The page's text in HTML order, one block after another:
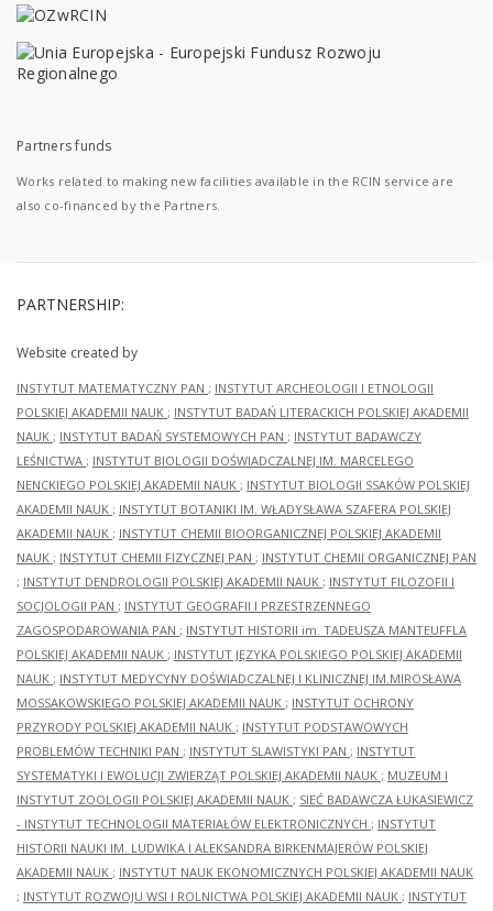
Partners funds
Works related to making new facilities available in the RCIN service are
also co-financed by the Partners.
PARTNERSHIP:
Website created by
INSTYTUT MATEMATYCZNY PAN ; INSTYTUT ARCHEOLOGII I ETNOLOGII
POLSKIEJ AKADEMII NAUK ; INSTYTUT BADAŃ LITERACKICH POLSKIEJ AKADEMII
NAUK ; INSTYTUT BADAŃ SYSTEMOWYCH PAN ; INSTYTUT BADAWCZY
LEŚNICTWA ; INSTYTUT BIOLOGII DOŚWIADCZALNEJ IM. MARCELEGO
NENCKIEGO POLSKIEJ AKADEMII NAUK ; INSTYTUT BIOLOGII SSAKÓW POLSKIEJ
AKADEMII NAUK ; INSTYTUT BOTANIKI IM. WŁADYSŁAWA SZAFERA POLSKIEJ
AKADEMII NAUK ; INSTYTUT CHEMII BIOORGANICZNEJ POLSKIEJ AKADEMII
NAUK ; INSTYTUT CHEMII FIZYCZNEJ PAN ; INSTYTUT CHEMII ORGANICZNEJ PAN
; INSTYTUT DENDROLOGII POLSKIEJ AKADEMII NAUK ; INSTYTUT FILOZOFII I
SOCJOLOGII PAN ; INSTYTUT GEOGRAFII I PRZESTRZENNEGO
ZAGOSPODAROWANIA PAN ; INSTYTUT HISTORII im. TADEUSZA MANTEUFFLA
POLSKIEJ AKADEMII NAUK ; INSTYTUT JĘZYKA POLSKIEGO POLSKIEJ AKADEMII
NAUK ; INSTYTUT MEDYCYNY DOŚWIADCZALNEJ I KLINICZNEJ IM.MIROSŁAWA
MOSSAKOWSKIEGO POLSKIEJ AKADEMII NAUK ; INSTYTUT OCHRONY
PRZYRODY POLSKIEJ AKADEMII NAUK ; INSTYTUT PODSTAWOWYCH
PROBLEMÓW TECHNIKI PAN ; INSTYTUT SLAWISTYKI PAN ; INSTYTUT
SYSTEMATYKI I EWOLUCJI ZWIERZĄT POLSKIEJ AKADEMII NAUK ; MUZEUM I
INSTYTUT ZOOLOGII POLSKIEJ AKADEMII NAUK ; SIEĆ BADAWCZA ŁUKASIEWICZ
- INSTYTUT TECHNOLOGII MATERIAŁÓW ELEKTRONICZNYCH ; INSTYTUT
HISTORII NAUKI IM. LUDWIKA I ALEKSANDRA BIRKENMAJERÓW POLSKIEJ
AKADEMII NAUK ; INSTYTUT NAUK EKONOMICZNYCH POLSKIEJ AKADEMII NAUK
; INSTYTUT ROZWOJU WSI I ROLNICTWA POLSKIEJ AKADEMII NAUK ; INSTYTUT